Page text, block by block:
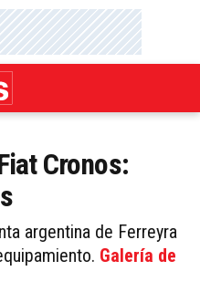
Cronos:
argentina de Ferreyra
Galería de